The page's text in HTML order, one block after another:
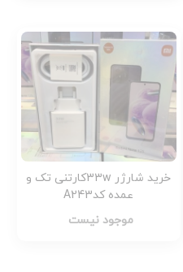
خرید شارژر 33wکارتنی تک و
عمده کدA243
موجود نیست